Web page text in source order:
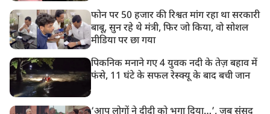
फोन पर 50 हजार की रिश्वत मांग रहा था सरकारी
बाबू, सुन रहे थे मंत्री, फिर जो किया, वो सोशल
मीडिया पर छा गया
पिकनिक मनाने गए 4 युवक नदी के तेज़ बहाव में
फंसे, 11 घंटे के सफल रेस्क्यू के बाद बची जान